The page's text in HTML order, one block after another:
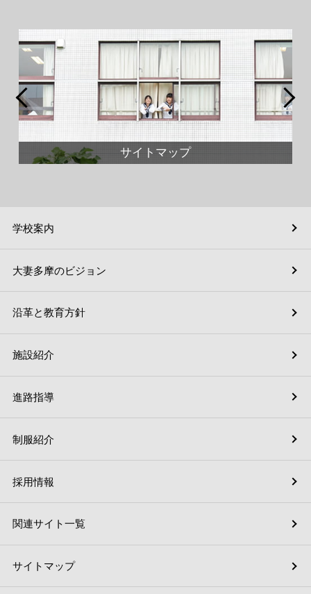
サイトマップ
学校案内
施設紹介
採用情報
大妻多摩のビジョン
進路指導
関連サイト一覧
沿革と教育方針
制服紹介
サイトマップ